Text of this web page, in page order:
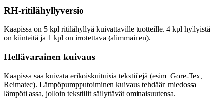
RH-ritilähyllyversio
Kaapissa on 5 kpl ritilähyllyä kuivattaville tuotteille. 4 kpl hyllyistä
on kiinteitä ja 1 kpl on irrotettava (alimmainen).
Hellävarainen kuivaus
Kaapissa saa kuivata erikoiskuituisia tekstiilejä (esim. Gore-Tex,
Reimatec). Lämpöpumpputoiminen kuivaus tehdään miedossa
lämpötilassa, jolloin tekstiilit säilyttävät ominaisuutensa.